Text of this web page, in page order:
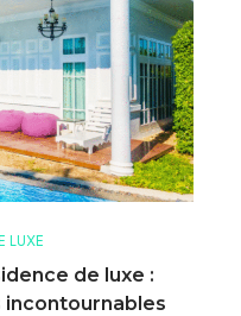
LUXE
de luxe :